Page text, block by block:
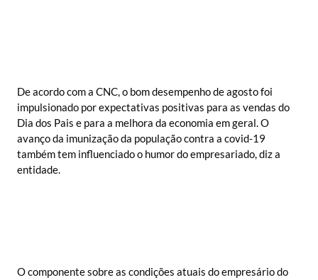
De acordo com a CNC, o bom desempenho de agosto foi
impulsionado por expectativas positivas para as vendas do
Dia dos Pais e para a melhora da economia em geral. O
avanço da imunização da população contra a covid-19
também tem influenciado o humor do empresariado, diz a
entidade.
O componente sobre as condições atuais do empresário do